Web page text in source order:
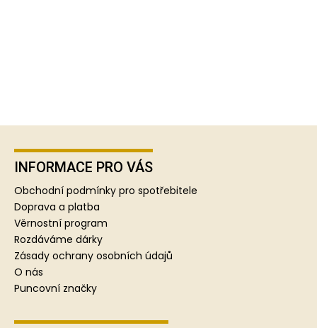
Z
INFORMACE PRO VÁS
Obchodní podmínky pro spotřebitele
Doprava a platba
Věrnostní program
Rozdáváme dárky
Zásady ochrany osobních údajů
O nás
Puncovní značky